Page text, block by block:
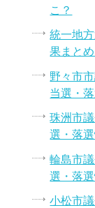
こ？
統一地
果まとめ
野々市
当選・
珠洲市
選・落選
輪島市
選・落選
小松市